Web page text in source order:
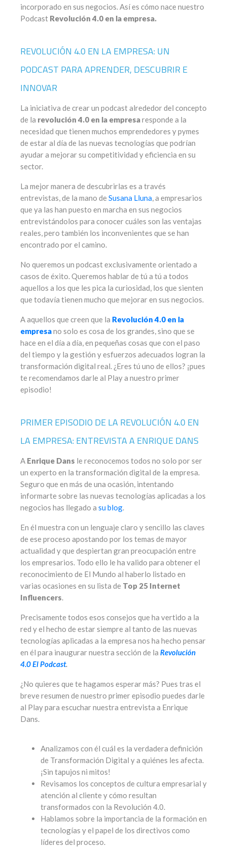
incorporado en sus negocios. Así es cómo nace nuestro
Podcast Revolución 4.0 en la empresa.
REVOLUCIÓN 4.0 EN LA EMPRESA: UN
PODCAST PARA APRENDER, DESCUBRIR E
INNOVAR
La iniciativa de crear un podcast alrededor del concepto
de la revolución 4.0 en la empresaresponde a la
necesidad que tienen muchos emprendedores y pymes
de estar al día de las nuevas tecnologías que podrían
ayudar a mejorar su competitividad y eficiencia en su
sector.
La mejor manera de descubrirlas es a través
entrevistas, de la mano de Susana Lluna, a empresarios
que ya las han puesto en marcha en sus negocios
entrevistándolos para conocer cuáles son las ventajas
reales, pero también los inconvenientes que se han
encontrado por el camino.
No queremos un podcast exclusivamente orientado a
casos de éxito. Queremos hablar de tú a tú a todos
aquellos a los que les pica la curiosidad, los que sienten
que todavía tienen mucho que mejorar en sus negocios.
A aquellos que creen que la Revolución 4.0 en la
empresano solo es cosa de los grandes, sino que se
hace en el día a día, en pequeñas cosas que con el paso
del tiempo y la gestión y esfuerzos adecuados logran la
transformación digital real. ¿Eres tú uno de ellos? ¡pues
te recomendamos darle al Play a nuestro primer
episodio!
PRIMER EPISODIO DE LA REVOLUCIÓN 4.0 EN
LA EMPRESA: ENTREVISTA A ENRIQUE DANS
A Enrique Dans le reconocemos todos no solo por ser
un experto en la transformación digital de la empresa.
Seguro que en más de una ocasión, intentando
informarte sobre las nuevas tecnologías aplicadas a los
negocios has llegado a su blog.
En él muestra con un lenguaje claro y sencillo las claves
de ese proceso apostando por los temas de mayor
actualidad y que despiertan gran preocupación entre
los empresarios. Todo ello le ha valido para obtener el
reconocimiento de El Mundo al haberlo listado en
varias ocasiones en su lista de Top 25 Internet
Influencers.
Precisamente todos esos consejos que ha vertido a la
red y el hecho de estar siempre al tanto de las nuevas
tecnologías aplicadas a la empresa nos ha hecho pensar
en él para inaugurar nuestra sección de la Revolución
4.0 El Podcast.
¿No quieres que te hagamos esperar más? Pues tras el
breve resumen de nuestro primer episodio puedes darle
al Play para escuchar nuestra entrevista a Enrique
Dans.
Analizamos con él cuál es la verdadera definición
de Transformación Digital y a quiénes les afecta.
¡Sin tapujos ni mitos!
Revisamos los conceptos de cultura empresarial y
atención al cliente y cómo resultan
transformados con la Revolución 4.0.
Hablamos sobre la importancia de la formación en
tecnologías y el papel de los directivos como
líderes del proceso.